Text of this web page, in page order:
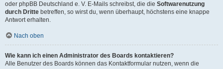
oder phpBB Deutschland e. V. E-Mails schreibst, die die Softwarenutzung
durch Dritte betreffen, so wirst du, wenn überhaupt, höchstens eine knappe
Antwort erhalten.
Nach oben
Wie kann ich einen Administrator des Boards kontaktieren?
Alle Benutzer des Boards können das Kontaktformular nutzen, wenn die